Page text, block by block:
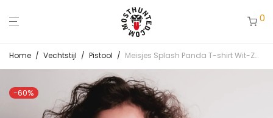
0
Home / Vechtstijl / Pistool / Meisjes Splash Panda T-shirt Wit-Zwart
-60%